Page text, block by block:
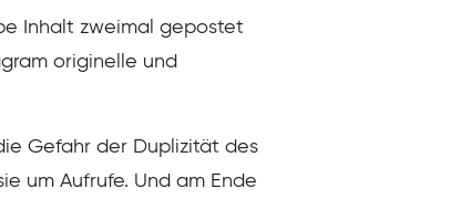
Inhalt zweimal gepostet
originelle und
Gefahr der Duplizität des
um Aufrufe. Und am Ende